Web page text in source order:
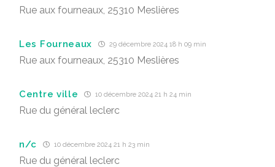
Rue aux fourneaux, 25310 Meslières
Les Fourneaux 29 décembre 2024 18 h 09 min
Rue aux fourneaux, 25310 Meslières
Centre ville 10 décembre 2024 21 h 24 min
Rue du général leclerc
n/c 10 décembre 2024 21 h 23 min
Rue du général leclerc